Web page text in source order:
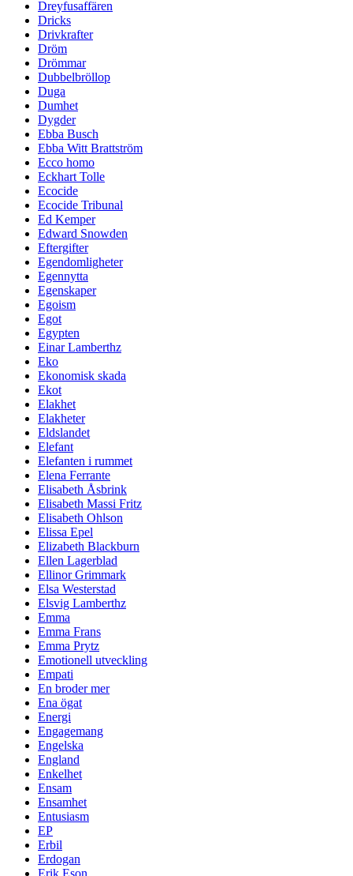
Dreyfusaffären
Dricks
Drivkrafter
Dröm
Drömmar
Dubbelbröllop
Duga
Dumhet
Dygder
Ebba Busch
Ebba Witt Brattström
Ecco homo
Eckhart Tolle
Ecocide
Ecocide Tribunal
Ed Kemper
Edward Snowden
Eftergifter
Egendomligheter
Egennytta
Egenskaper
Egoism
Egot
Egypten
Einar Lamberthz
Eko
Ekonomisk skada
Ekot
Elakhet
Elakheter
Eldslandet
Elefant
Elefanten i rummet
Elena Ferrante
Elisabeth Åsbrink
Elisabeth Massi Fritz
Elisabeth Ohlson
Elissa Epel
Elizabeth Blackburn
Ellen Lagerblad
Ellinor Grimmark
Elsa Westerstad
Elsvig Lamberthz
Emma
Emma Frans
Emma Prytz
Emotionell utveckling
Empati
En broder mer
Ena ögat
Energi
Engagemang
Engelska
England
Enkelhet
Ensam
Ensamhet
Entusiasm
EP
Erbil
Erdogan
Erik Eson